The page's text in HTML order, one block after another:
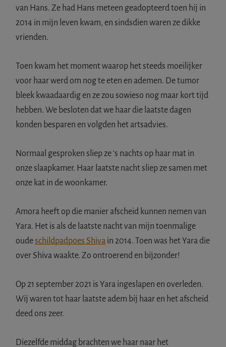
van Hans. Ze had Hans meteen geadopteerd toen hij in
2014 in mijn leven kwam, en sindsdien waren ze dikke
vrienden.
Toen kwam het moment waarop het steeds moeilijker
voor haar werd om nog te eten en ademen. De tumor
bleek kwaadaardig en ze zou sowieso nog maar kort tijd
hebben. We besloten dat we haar die laatste dagen
konden besparen en volgden het artsadvies.
Normaal gesproken sliep ze ‘s nachts op haar mat in
onze slaapkamer. Haar laatste nacht sliep ze samen met
onze kat in de woonkamer.
Amora heeft op die manier afscheid kunnen nemen van
Yara. Het is als de laatste nacht van mijn toenmalige
oudeschildpadpoes Shiva in 2014. Toen was het Yara die
over Shiva waakte. Zo ontroerend en bijzonder!
Op 21 september 2021 is Yara ingeslapen en overleden.
Wij waren tot haar laatste adem bij haar en het afscheid
deed ons zeer.
Diezelfde middag brachten we haar naar het